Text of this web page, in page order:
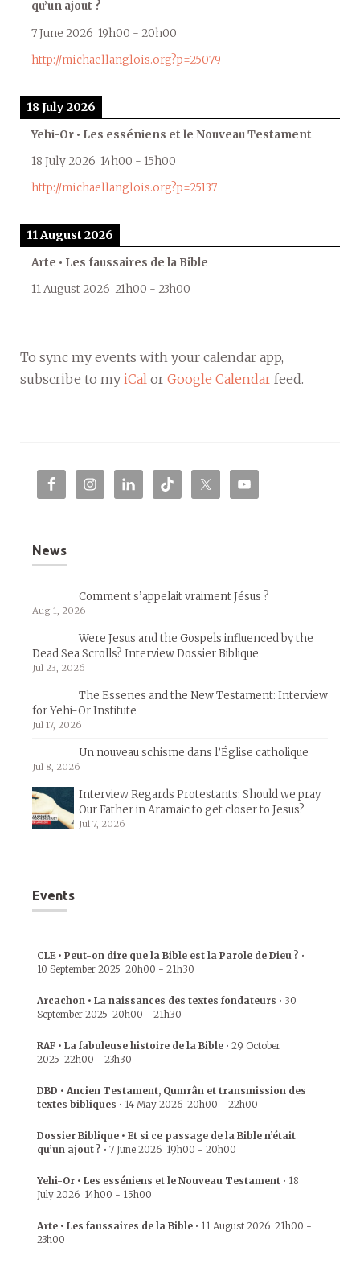
qu’un ajout ?
7 June 2026 19h00 - 20h00
http://michaellanglois.org?p=25079
18 July 2026
Yehi-Or • Les esséniens et le Nouveau Testament
18 July 2026 14h00 - 15h00
http://michaellanglois.org?p=25137
11 August 2026
Arte • Les faussaires de la Bible
11 August 2026 21h00 - 23h00
To sync my events with your calendar app,
subscribe to my iCal or Google Calendar feed.
News
Comment s’appelait vraiment Jésus ?
Aug 1, 2026
Were Jesus and the Gospels influenced by the
Dead Sea Scrolls? Interview Dossier Biblique
Jul 23, 2026
The Essenes and the New Testament: Interview
for Yehi-Or Institute
Jul 17, 2026
Un nouveau schisme dans l’Église catholique
Jul 8, 2026
Interview Regards Protestants: Should we pray
Our Father in Aramaic to get closer to Jesus?
Jul 7, 2026
Events
CLE • Peut-on dire que la Bible est la Parole de Dieu ? •
10 September 2025 20h00 - 21h30
Arcachon • La naissances des textes fondateurs • 30
September 2025 20h00 - 21h30
RAF • La fabuleuse histoire de la Bible • 29 October
2025 22h00 - 23h30
DBD • Ancien Testament, Qumrân et transmission des
textes bibliques • 14 May 2026 20h00 - 22h00
Dossier Biblique • Et si ce passage de la Bible n’était
qu’un ajout ? • 7 June 2026 19h00 - 20h00
Yehi-Or • Les esséniens et le Nouveau Testament • 18
July 2026 14h00 - 15h00
Arte • Les faussaires de la Bible • 11 August 2026 21h00 -
23h00